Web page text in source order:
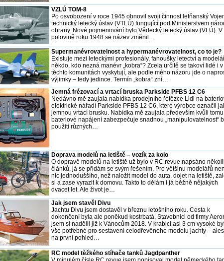
VZLÚ TOM-8
Po osvobození v roce 1945 obnovil svoji činnost letňanský
technický letecký ústav (VTLÚ) fungující pod Ministerstvem
obrany. Nové pojmenování bylo Vědecký letecký ústav (VLÚ). V
polovině roku 1948 se název změnil…
Supermanévrovatelnost a hypermanévrovatelnost, co to je?
Existuje mezi leteckými profesionály, fanoušky letectví a
někdo, kdo nezná manévr „kobra“? Zcela určitě se takoví lidé i v
těchto komunitách vyskytují, ale podle mého názoru jde o
výjimky – tedy jedince. Termín „kobra“ zní…
Jemná frézovací a vrtací bruska Parkside PFBS 12 C6
Nedávno mě zaujala nabídka prodejního řetězce Lidl na
elektrické nářadí Parkside PFBS 12 C6, které výrobce označil
jemnou vrtací brusku. Nabídka mě zaujala především kvůli
bateriové napájení zabezpečuje snadnou „manipulovatelnost“
použití různých…
Doprava modelů na letiště – vozík za kolo
O dopravě modelů na letiště už bylo v RC revue napsáno
článků, já se přidám se svým řešením. Pro většinu modelářů
nic jednoduššího, než naložit model do auta, dojet na letiště,
si a zase vyrazit k domovu. Takto to dělám i já běžně nějakých
dvacet let. Ale život je…
Jak jsem stavěl Divu
Jachtu Divu jsem dostavěl v březnu letošního roku. Cesta k
dokončení byla ale poněkud kostrbatá. Stavebnici od firmy
jsem si nadělil již k Vánocům 2018. V krabici asi 3 cm vysoké
vše potřebné pro sestavení celodřevěného modelu jachty –
na první pohled…
RC model těžkého stíhače tanků Jagdpanther